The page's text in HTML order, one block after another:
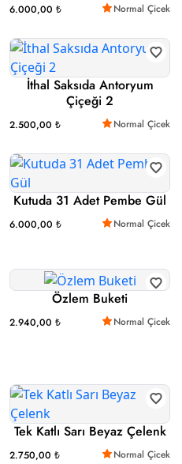
6.000,00 ₺ Normal Çicek
İthal Saksıda Antoryum
Çiçeği 2
2.500,00 ₺ Normal Çicek
Kutuda 31 Adet Pembe Gül
6.000,00 ₺ Normal Çicek
Özlem Buketi
2.940,00 ₺ Normal Çicek
Tek Katlı Sarı Beyaz Çelenk
2.750,00 ₺ Normal Çicek